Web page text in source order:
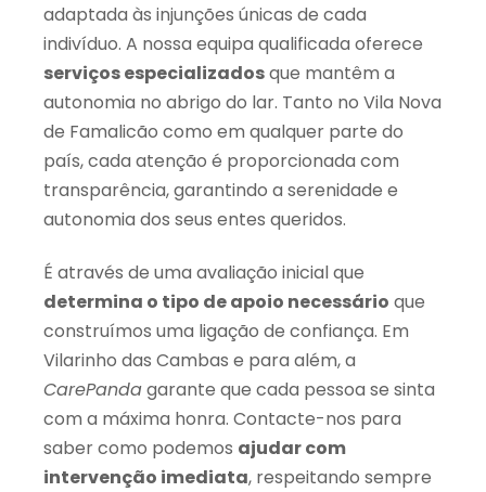
adaptada às injunções únicas de cada
indivíduo. A nossa equipa qualificada oferece
serviços especializadosque mantêm a
autonomia no abrigo do lar. Tanto no Vila Nova
de Famalicão como em qualquer parte do
país, cada atenção é proporcionada com
transparência, garantindo a serenidade e
autonomia dos seus entes queridos.
É através de uma avaliação inicial que
determina o tipo de apoio necessário que
construímos uma ligação de confiança. Em
Vilarinho das Cambas e para além, a
CarePandagarante que cada pessoa se sinta
com a máxima honra. Contacte-nos para
saber como podemos ajudar com
intervenção imediata, respeitando sempre